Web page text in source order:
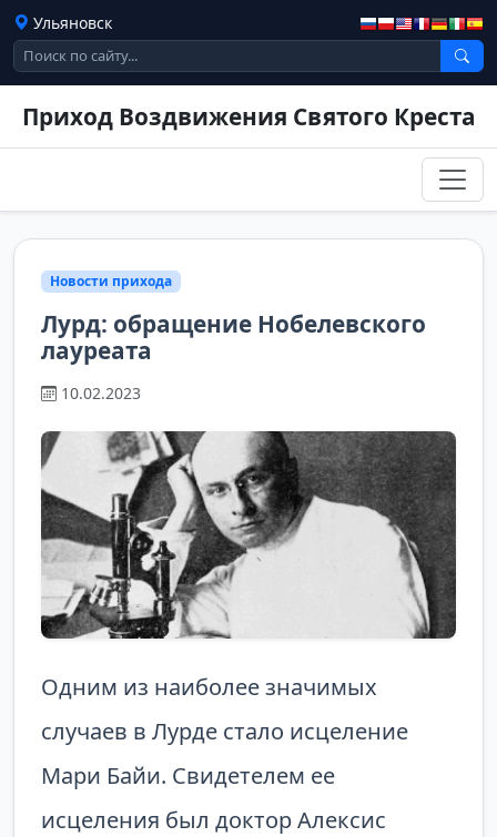
Ульяновск
Приход Воздвижения Святого Креста
Новости прихода
Лурд: обращение Нобелевского
лауреата
10.02.2023
Одним из наиболее значимых
случаев в Лурде стало исцеление
Мари Байи. Свидетелем ее
исцеления был доктор Алексис